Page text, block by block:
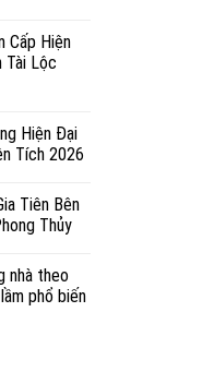
Cấp Hiện
Tài Lộc
Hiện Đại
Tích 2026
Tiên Bên
Thủy
nhà theo
phổ biến